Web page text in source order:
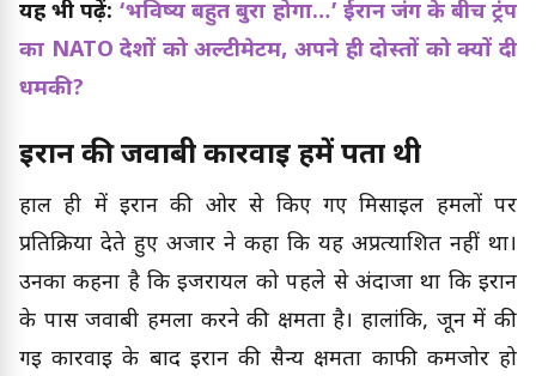
यह भी पढ़ें: ‘भविष्य बहुत बुरा होगा…’ ईरान जंग के बीच ट्रंप
का NATO देशों को अल्टीमेटम, अपने ही दोस्तों को क्यों दी
धमकी?
ईरान की जवाबी कार्रवाई हमें पता थी
हाल ही में ईरान की ओर से किए गए मिसाइल हमलों पर
प्रतिक्रिया देते हुए अजार ने कहा कि यह अप्रत्याशित नहीं था।
उनका कहना है कि इजरायल को पहले से अंदाजा था कि ईरान
के पास जवाबी हमला करने की क्षमता है। हालांकि, जून में की
गई कार्रवाई के बाद ईरान की सैन्य क्षमता काफी कमजोर हो